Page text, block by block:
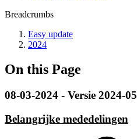
Breadcrumbs
Easy update
2024
On this Page
08-03-2024 - Versie 2024-05
Belangrijke mededelingen